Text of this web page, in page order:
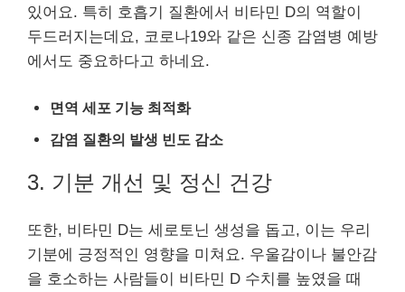
있어요. 특히 호흡기 질환에서 비타민 D의 역할이
두드러지는데요, 코로나19와 같은 신종 감염병 예방
에서도 중요하다고 하네요.
면역 세포 기능 최적화
감염 질환의 발생 빈도 감소
3. 기분 개선 및 정신 건강
또한, 비타민 D는 세로토닌 생성을 돕고, 이는 우리
기분에 긍정적인 영향을 미쳐요. 우울감이나 불안감
을 호소하는 사람들이 비타민 D 수치를 높였을 때